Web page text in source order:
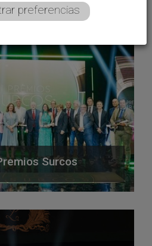
Surcos
preferencias